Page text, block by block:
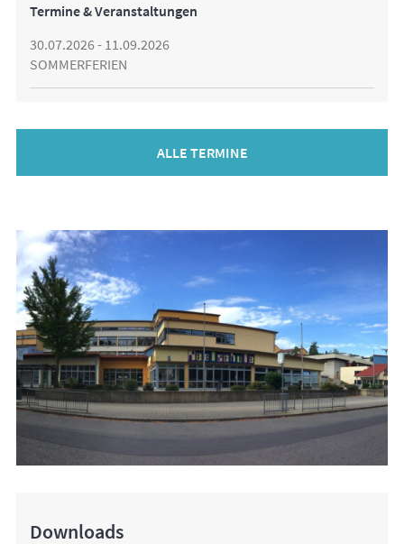
Termine & Veranstaltungen
30.07.2026 - 11.09.2026
SOMMERFERIEN
ALLE TERMINE
Downloads